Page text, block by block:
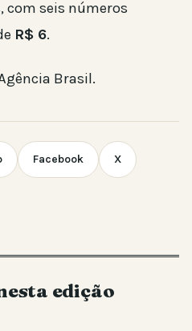
com seis números
R$ 6.
Brasil.
Facebook X
edição